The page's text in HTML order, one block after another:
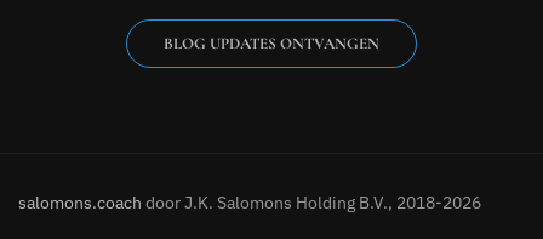
BLOG UPDATES ONTVANGEN
salomons.coach door J.K. Salomons Holding B.V., 2018-2026